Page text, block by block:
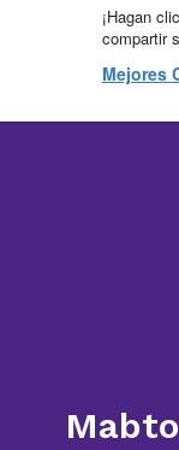
¡Hagan
compartir
Mejores